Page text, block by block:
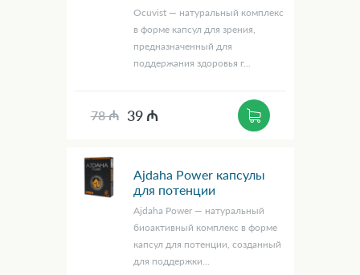
Ocuvist — натуральный комплекс
в форме капсул для зрения,
предназначенный для
поддержания здоровья г...
78 ₼ 39 ₼
Ajdaha Power капсулы
для потенции
Ajdaha Power — натуральный
биоактивный комплекс в форме
капсул для потенции, созданный
для поддержки...